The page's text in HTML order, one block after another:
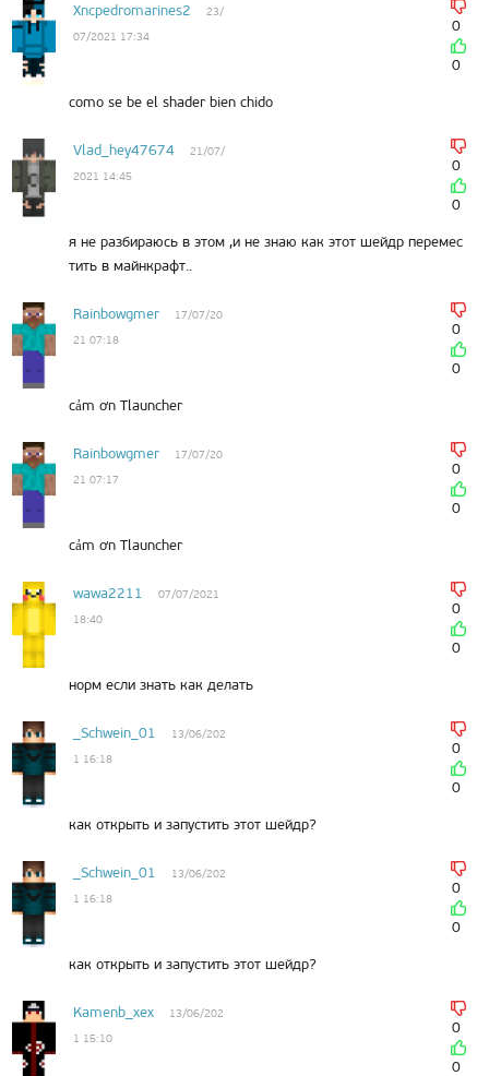
Xncpedromarines2
23/
07/2021 17:34
0
0
como se be el shader bien chido
Vlad_hey47674
21/07/
2021 14:45
0
0
я не разбираюсь в этом ,и не знаю как этот шейдр перемес
тить в майнкрафт..
Rainbowgmer
17/07/20
21 07:18
0
0
cảm ơn Tlauncher
Rainbowgmer
17/07/20
21 07:17
0
0
cảm ơn Tlauncher
wawa2211
07/07/2021
18:40
0
0
норм если знать как делать
_Schwein_01
13/06/202
1 16:18
0
0
как открыть и запустить этот шейдр?
_Schwein_01
13/06/202
1 16:18
0
0
как открыть и запустить этот шейдр?
Kamenb_xex
13/06/202
1 15:10
0
0